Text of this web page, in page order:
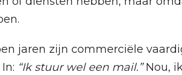
jaren zijn commerciële
“Ik stuur wel een mail.”Nou,